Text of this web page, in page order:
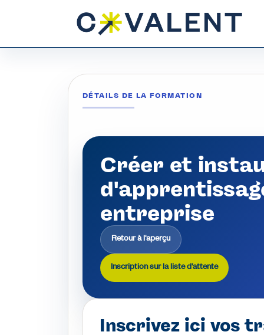
DÉTAILS DE LA FORMATION
Créer et
entreprise
Retour à l'aperçu
Inscription sur la liste d'attente
Inscrivez ici vos